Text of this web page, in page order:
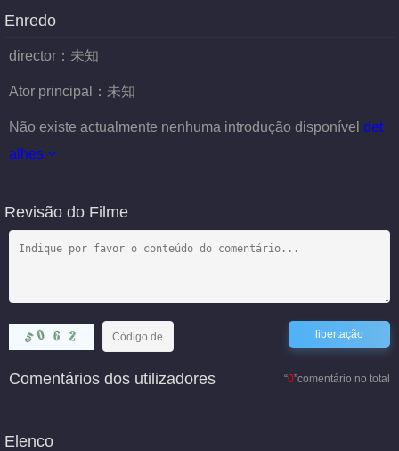
Enredo
director： 未知
Ator principal： 未知
Não existe actualmente nenhuma introdução disponível det
alhes
Revisão do Filme
“0”comentário no total
Comentários dos utilizadores
Elenco